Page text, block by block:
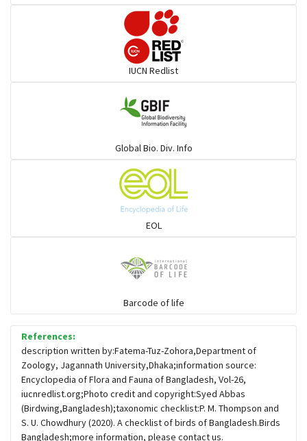
চড়ুই-বাবুই-খঞ্জন-তুলিকা-মুনিয়া
চড়ুই-বাবুই-খঞ্জন-তুলিকা-মুনিয়া
চিল-বাজ -ঈগল-শিকরে
চ্যাগা, বাটান, জিরিয়া ও তাদের সহজাত
ছোট মাছরাঙা
ছোটন প্রিনা
IUCN Redlist
Global Bio. Div. Info
EOL
Barcode of life
References:
description written by:Fatema-Tuz-Zohora,Department of
Zoology, Jagannath University,Dhaka;information source:
Encyclopedia of Flora and Fauna of Bangladesh, Vol-26,
iucnredlist.org;Photo credit and copyright:Syed Abbas
(Birdwing,Bangladesh);taxonomic checklist:P. M. Thompson and
S. U. Chowdhury (2020). A checklist of birds of Bangladesh.Birds
Bangladesh;more information, please contact us.